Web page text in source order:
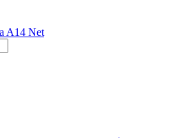
A14 Net